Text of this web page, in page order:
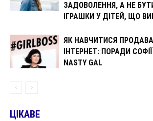
ЗАДОВОЛЕННЯ, А НЕ
ІГРАШКИ У ДІТЕЙ, ЩО
ЯК НАВЧИТИСЯ
ІНТЕРНЕТ: ПОРАДИ
NASTY GAL
ЦІКАВЕ